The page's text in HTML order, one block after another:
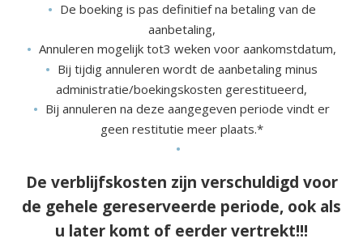
De boeking is pas definitief na betaling van de
aanbetaling,
Annuleren mogelijk tot3 weken voor aankomstdatum,
Bij tijdig annuleren wordt de aanbetaling minus
administratie/boekingskosten gerestitueerd,
Bij annuleren na deze aangegeven periode vindt er
geen restitutie meer plaats.*
De verblijfskosten zijn verschuldigd voor
de gehele gereserveerde periode, ook als
u later komt of eerder vertrekt!!!